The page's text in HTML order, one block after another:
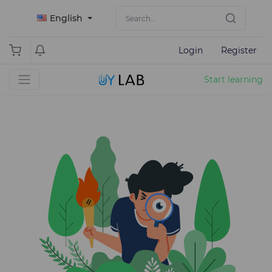
English
Login Register
Start learning